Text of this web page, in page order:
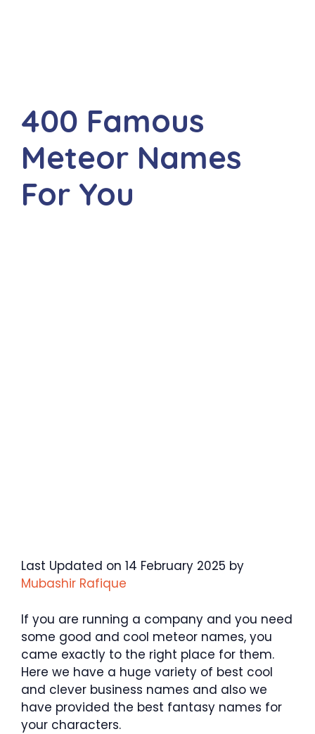
400 Famous
Meteor Names
For You
Last Updated on 14 February 2025 by
Mubashir Rafique
If you are running a company and you need
some good and cool meteor names, you
came exactly to the right place for them.
Here we have a huge variety of best cool
and clever business names and also we
have provided the best fantasy names for
your characters.